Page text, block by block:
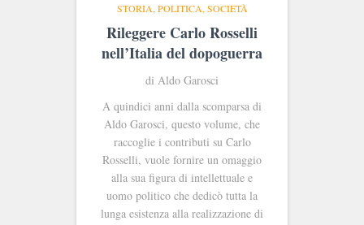
STORIA, POLITICA, SOCIETÀ
Rileggere Carlo Rosselli
nell’Italia del dopoguerra
di Aldo Garosci
A quindici anni dalla scomparsa di
Aldo Garosci, questo volume, che
raccoglie i contributi su Carlo
Rosselli, vuole fornire un omaggio
alla sua figura di intellettuale e
uomo politico che dedicò tutta la
lunga esistenza alla realizzazione di